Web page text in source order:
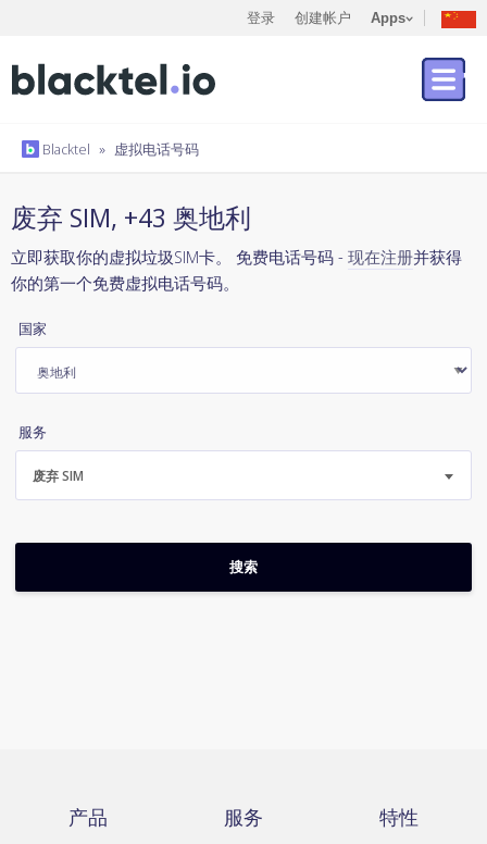
登录 创建帐户 Apps
Blacktel » 虚拟电话号码
废弃 SIM, +43 奥地利
立即获取你的虚拟垃圾SIM卡。 免费电话号码 - 现在注册并获得
你的第一个免费虚拟电话号码。
国家
服务
废弃 SIM
产品 服务 特性